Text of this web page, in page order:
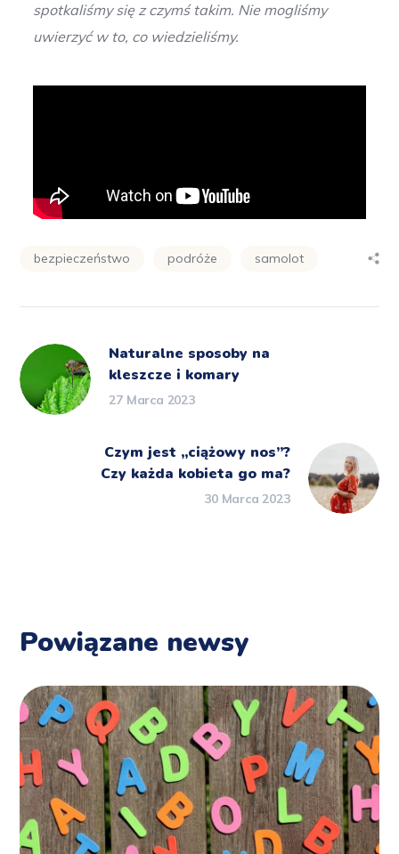
spotkaliśmy się z czymś takim. Nie mogliśmy
uwierzyć w to, co wiedzieliśmy.
bezpieczeństwo podróże samolot
Naturalne sposoby na
kleszcze i komary
27 Marca 2023
Czym jest „ciążowy nos”?
Czy każda kobieta go ma?
30 Marca 2023
Powiązane newsy